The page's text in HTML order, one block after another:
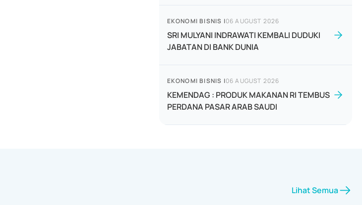
EKONOMI BISNIS |06 AUGUST 2026
SRI MULYANI INDRAWATI KEMBALI DUDUKI
JABATAN DI BANK DUNIA
EKONOMI BISNIS |06 AUGUST 2026
KEMENDAG : PRODUK MAKANAN RI TEMBUS
PERDANA PASAR ARAB SAUDI
Lihat Semua